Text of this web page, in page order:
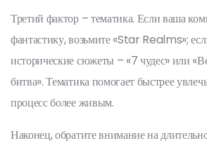
Третий фактор – тематика. Если ваша
фантастику, возьмите «Star Realms»;
исторические сюжеты – «7 чудес» или
битва». Тематика помогает быстрее
процесс более живым.
Наконец, обратите внимание на